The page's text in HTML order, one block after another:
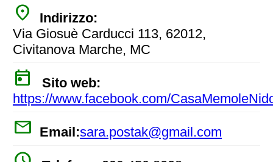
place
Indirizzo:
Via Giosuè Carducci 113, 62012,
Civitanova Marche, MC
today
Sito web:
https://www.facebook.com/
mail Email:sara.postak@gmail.com